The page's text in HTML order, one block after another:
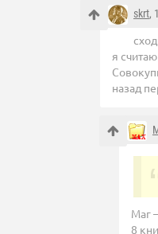
skrt,
я
назад
Маг
8